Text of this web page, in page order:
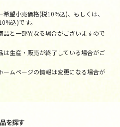
望小売価格(税10%込)、もしくは、
込)です。
と一部異なる場合がございますので
生産・販売が終了している場合がご
ムページの情報は変更になる場合が
を探す